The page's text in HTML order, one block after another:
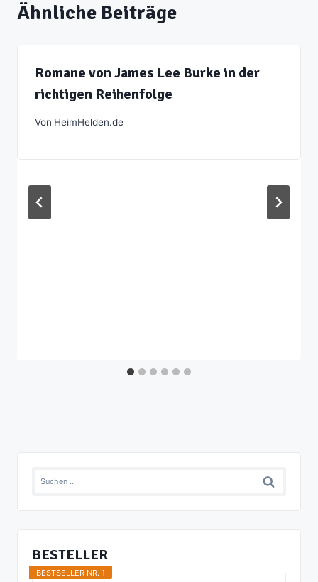
Ähnliche Beiträge
Romane von James Lee Burke in der
richtigen Reihenfolge
Von HeimHelden.de
Suchen
BESTELLER
BESTSELLER NR. 1